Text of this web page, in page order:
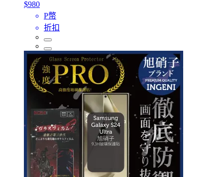
$980
P幣
折扣